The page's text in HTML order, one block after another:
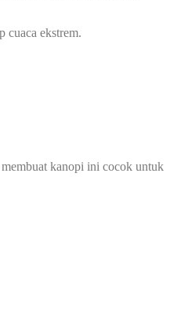
cuaca ekstrem.
kanopi ini cocok untuk